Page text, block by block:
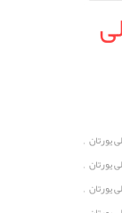
یورتان ,
یورتان ,
یورتان ,